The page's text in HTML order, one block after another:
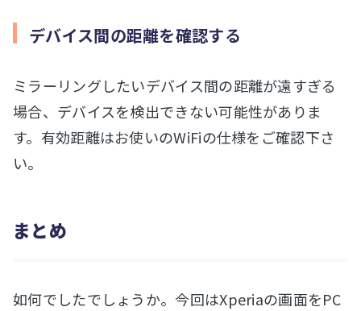
デバイス間の距離を確認する
ミラーリングしたいデバイス間の距離が遠すぎる
場合、デバイスを検出できない可能性がありま
す。有効距離はお使いのWiFiの仕様をご確認下さ
い。
まとめ
如何でしたでしょうか。今回はXperiaの画面をPC